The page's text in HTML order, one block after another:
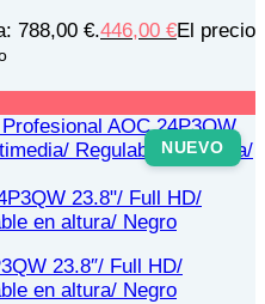
788,00 €.446,00 €El precio
NUEVO
23.8″/ Full HD/
en altura/ Negro